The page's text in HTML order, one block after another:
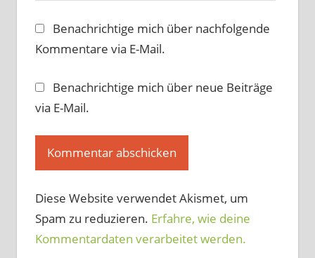
Benachrichtige mich über nachfolgende
Kommentare via E-Mail.
Benachrichtige mich über neue Beiträge
via E-Mail.
Diese Website verwendet Akismet, um
Spam zu reduzieren. Erfahre, wie deine
Kommentardaten verarbeitet werden.